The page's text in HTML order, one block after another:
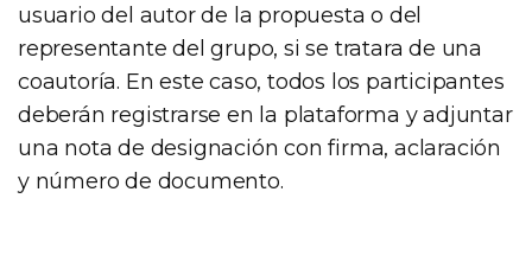
usuario del autor de la propuesta o del
representante del grupo, si se tratara de una
coautoría. En este caso, todos los participantes
deberán registrarse en la plataforma y adjuntar
una nota de designación con firma, aclaración
y número de documento.